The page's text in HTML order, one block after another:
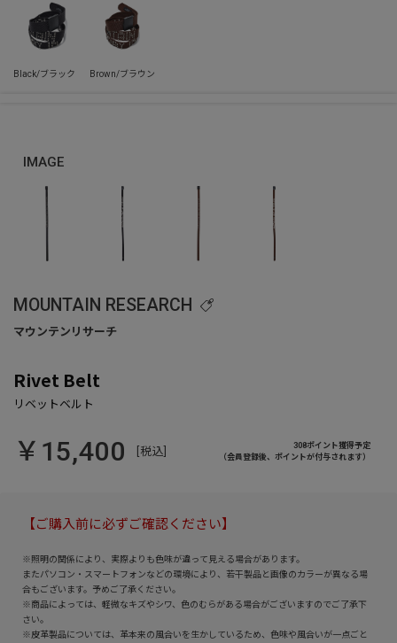
IMAGE
MOUNTAIN RESEARCH
Rivet Belt
￥15,400 [税込]
308ポイント獲得予定
（会員登録後、ポイントが付与されます）
【ご購入前に必ずご確認ください】
※照明の関係により、実際よりも色味が違って見える場合があります。
またパソコン・スマートフォンなどの環境により、若干製品と画像のカラーが異なる場
合もございます。予めご了承ください。
※商品によっては、軽微なキズやシワ、色のむらがある場合がございますのでご了承下
さい。
※皮革製品については、革本来の風合いを生かしているため、色味や風合いが一点ごと